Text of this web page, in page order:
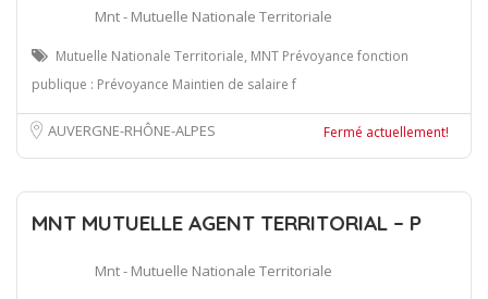
Mnt - Mutuelle Nationale Territoriale
Mutuelle Nationale Territoriale, MNT Prévoyance fonction
publique : Prévoyance Maintien de salaire f
AUVERGNE-RHÔNE-ALPES Fermé actuellement!
MNT MUTUELLE AGENT TERRITORIAL – P
Mnt - Mutuelle Nationale Territoriale